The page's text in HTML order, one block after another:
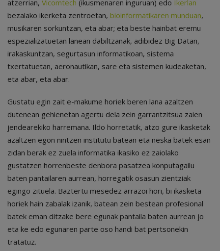
atzerrian, Vicomtech (ikusmenaren inguruan) edo Ikerlan
bezalako ikerketa zentroetan, bioinformatikaren munduan,
musikaren sorkuntzan, eta abar; eta beste hainbat eremu
espezializatuetan lanean dabiltzanak, adibidez Big Datan,
irakaskuntzan, segurtasun informatikoan, sistema
txertatuetan, aeronautikan, sare eta sistemen kudeaketan,
eta abar, eta abar.
Gustatu egin zait e-makume horiek beren lana azaltzen
dutenean gehienetan agertu dela zein garrantzitsua zaien
jendearekiko harremana. Ildo horretatik, atzo gure ikasketak
azaltzen egon nintzen institutu batean eta neska batek esan
zidan berak ez zuela informatika ikasiko ez zaiolako
gustatzen horrenbeste denbora pasatzea konputagailu
baten pantailaren aurrean, horregatik osasun zientziak
egingo zituela. Baztertu mesedez arrazoi hori, bi ikasketa
horiek hain zabalak izanik, batean zein bestean profesional
batek eman ditzake bere egunak pantaila baten aurrean jo
eta ke edo egunaren parte oso handi bat pertsonekin
tratatuz.